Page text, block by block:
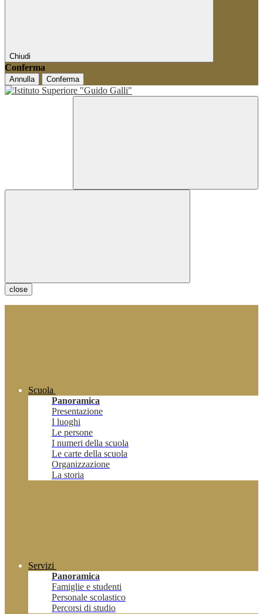
Chiudi
Conferma
Annulla Conferma
close
Scuola
Panoramica
Presentazione
I luoghi
Le persone
I numeri della scuola
Le carte della scuola
Organizzazione
La storia
Servizi
Panoramica
Famiglie e studenti
Personale scolastico
Percorsi di studio